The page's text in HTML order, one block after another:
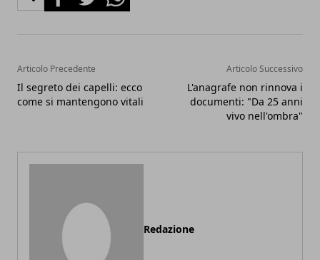
Articolo Precedente
Il segreto dei capelli: ecco
come si mantengono vitali
Articolo Successivo
L'anagrafe non rinnova i
documenti: "Da 25 anni
vivo nell'ombra"
Redazione